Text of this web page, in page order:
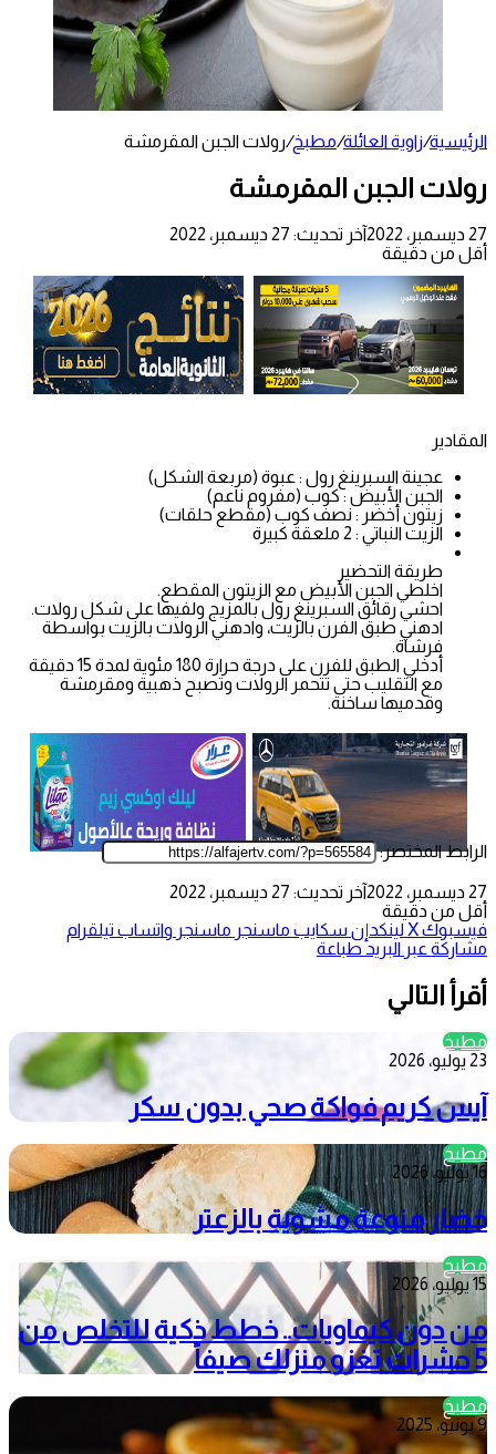
الرئيسية/زاوية العائلة/مطبخ/رولات الجبن المقرمشة
رولات الجبن المقرمشة
27 ديسمبر، 2022
آخر تحديث: 27 ديسمبر، 2022
أقل من دقيقة
المقادير
عجينة السبرينغ رول : عبوة (مربعة الشكل)
الجبن الأبيض : كوب (مفروم ناعم)
زيتون أخضر : نصف كوب (مقطع حلقات)
الزيت النباتي : 2 ملعقة كبيرة
طريقة التحضير
اخلطي الجبن الأبيض مع الزيتون المقطع.
احشي رقائق السبرينغ رول بالمزيج ولفيها على شكل رولات.
ادهني طبق الفرن بالزيت، وادهني الرولات بالزيت بواسطة
فرشاة.
أدخلي الطبق للفرن على درجة حرارة 180 مئوية لمدة 15 دقيقة
مع التقليب حتى تتحمر الرولات وتصبح ذهبية ومقرمشة
وقدميها ساخنة.
الرابط المختصر:
27 ديسمبر، 2022
آخر تحديث: 27 ديسمبر، 2022
أقل من دقيقة
فيسبوك‫Xلينكدإن سكايب ماسنجر ماسنجر واتساب تيلقرام
مشاركة عبر البريد طباعة
أقرأ التالي
مطبخ
23 يوليو، 2026
آيس كريم فواكة صحي بدون سكر
مطبخ
16 يوليو، 2026
خضار منوعة مشوية بالزعتر
مطبخ
15 يوليو، 2026
من دون كيماويات.. خطط ذكية للتخلص من
5 حشرات تغزو منزلك صيفاً
مطبخ
9 يونيو، 2025